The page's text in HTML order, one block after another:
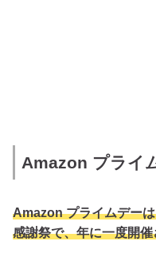
Amazon プライ
Amazon プライムデー
感謝祭で、年に一度開